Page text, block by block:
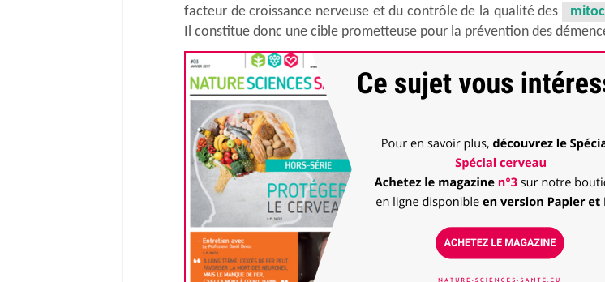
facteur de croissance nerveuse et du contrôle de la qualité des
Il constitue donc une cible prometteuse pour la prévention des